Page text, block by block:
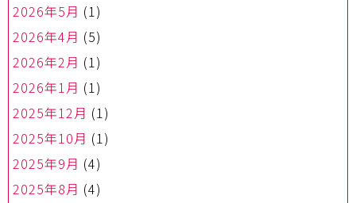
2026年5月 (1)
2026年4月 (5)
2026年2月 (1)
2026年1月 (1)
2025年12月 (1)
2025年10月 (1)
2025年9月 (4)
2025年8月 (4)